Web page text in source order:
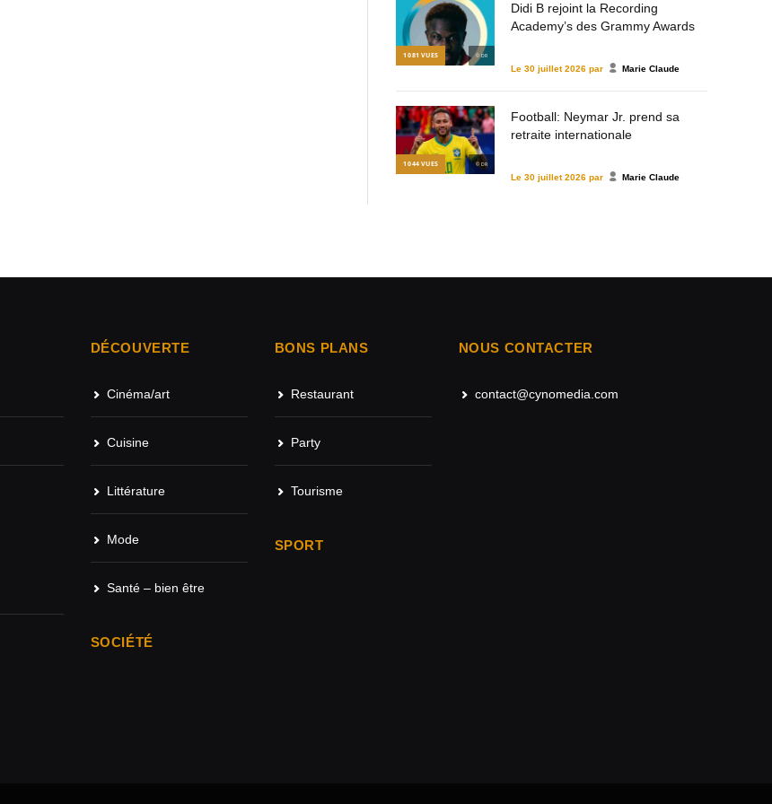
1 081 VUES © DR
Didi B rejoint la Recording
Academy’s des Grammy Awards
Le 30 juillet 2026 par Marie Claude
1 044 VUES © DR
Football: Neymar Jr. prend sa
retraite internationale
Le 30 juillet 2026 par Marie Claude
DÉCOUVERTE
Cinéma/art
Cuisine
Littérature
Mode
Santé – bien être
SOCIÉTÉ
BONS PLANS
Restaurant
Party
Tourisme
SPORT
NOUS CONTACTER
contact@cynomedia.com